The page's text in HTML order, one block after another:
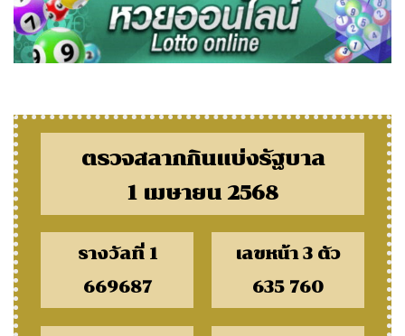
ตรวจสลากกินแบ่งรัฐบาล
1 เมษายน 2568
รางวัลที่ 1
669687
เลขหน้า 3 ตัว
635 760